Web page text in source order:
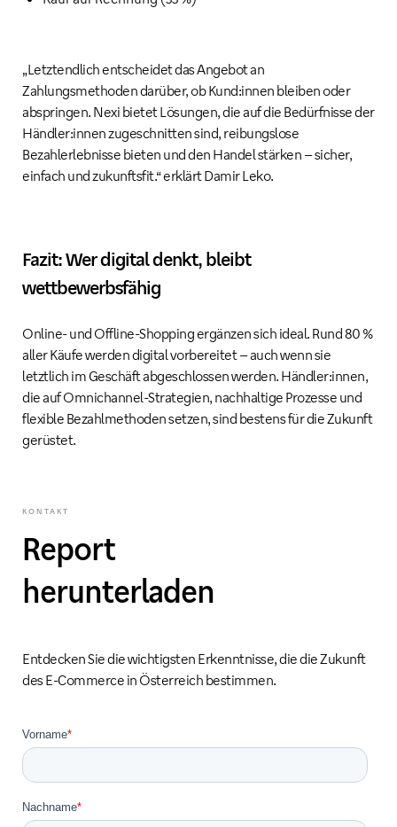
„Letztendlich entscheidet das Angebot an
Zahlungsmethoden darüber, ob Kund:innen bleiben oder
abspringen. Nexi bietet Lösungen, die auf die Bedürfnisse der
Händler:innen zugeschnitten sind, reibungslose
Bezahlerlebnisse bieten und den Handel stärken – sicher,
einfach und zukunftsfit.“ erklärt Damir Leko.
Fazit: Wer digital denkt, bleibt
wettbewerbsfähig
Online- und Offline-Shopping ergänzen sich ideal. Rund 80 %
aller Käufe werden digital vorbereitet – auch wenn sie
letztlich im Geschäft abgeschlossen werden. Händler:innen,
die auf Omnichannel-Strategien, nachhaltige Prozesse und
flexible Bezahlmethoden setzen, sind bestens für die Zukunft
gerüstet.
KONTAKT
Report
herunterladen
Entdecken Sie die wichtigsten Erkenntnisse, die die Zukunft
des E-Commerce in Österreich bestimmen.